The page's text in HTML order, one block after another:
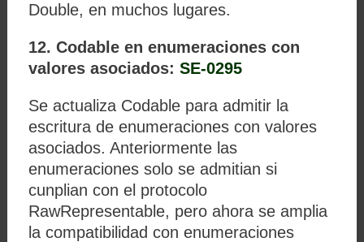
Double, en muchos lugares.
12. Codable en enumeraciones con
valores asociados:SE-0295
Se actualiza Codable para admitir la
escritura de enumeraciones con valores
asociados. Anteriormente las
enumeraciones solo se admitian si
cunplian con el protocolo
RawRepresentable, pero ahora se amplia
la compatibilidad con enumeraciones